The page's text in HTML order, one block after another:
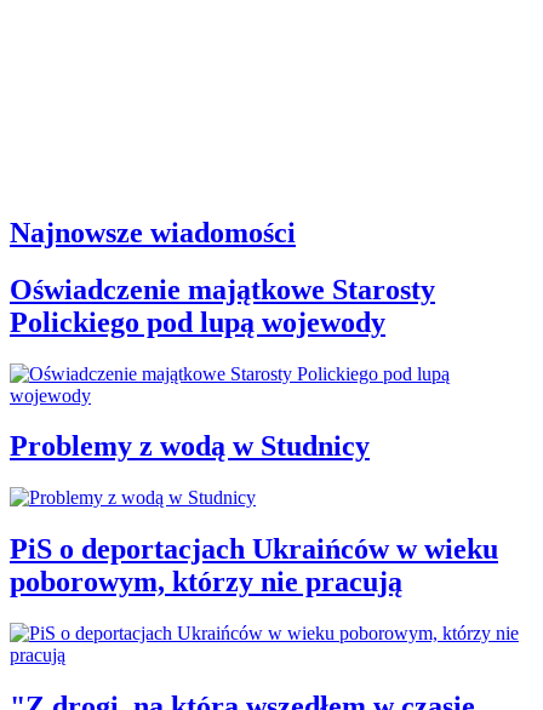
Najnowsze wiadomości
Oświadczenie majątkowe Starosty
Polickiego pod lupą wojewody
Problemy z wodą w Studnicy
PiS o deportacjach Ukraińców w wieku
poborowym, którzy nie pracują